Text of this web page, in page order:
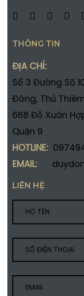
THÔNG TIN
ĐỊA CHỈ:
Số 3 Đường Số
Đông, Thủ
668 Đỗ Xuân
Quận 9
HOTLINE:
EMAIL:
LIÊN HỆ